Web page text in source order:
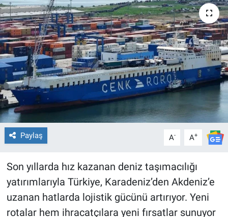
Paylaş A- A+
Son yıllarda hız kazanan deniz taşımacılığı
yatırımlarıyla Türkiye, Karadeniz’den Akdeniz’e
uzanan hatlarda lojistik gücünü artırıyor. Yeni
rotalar hem ihracatçılara yeni fırsatlar sunuyor